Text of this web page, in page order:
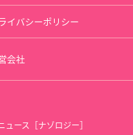
イバシーポリシー
会社
ュース［ナゾロジー］